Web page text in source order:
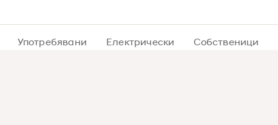
Употребявани Електрически Собственици